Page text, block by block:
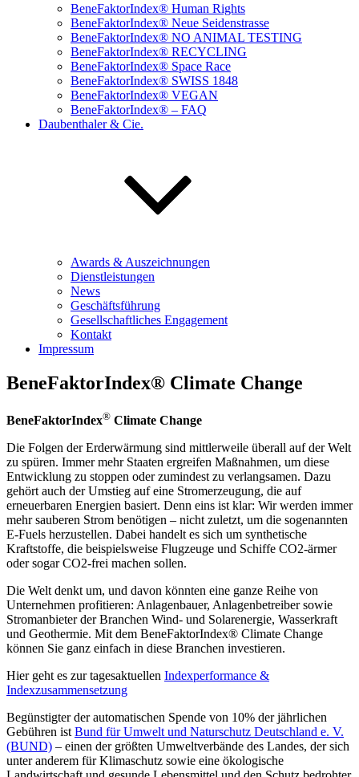
BeneFaktorIndex® Human Rights
BeneFaktorIndex® Neue Seidenstrasse
BeneFaktorIndex® NO ANIMAL TESTING
BeneFaktorIndex® RECYCLING
BeneFaktorIndex® Space Race
BeneFaktorIndex® SWISS 1848
BeneFaktorIndex® VEGAN
BeneFaktorIndex® – FAQ
Daubenthaler & Cie.
Awards & Auszeichnungen
Dienstleistungen
News
Geschäftsführung
Gesellschaftliches Engagement
Kontakt
Impressum
BeneFaktorIndex® Climate Change
BeneFaktorIndex® Climate Change
Die Folgen der Erderwärmung sind mittlerweile überall auf der Welt
zu spüren. Immer mehr Staaten ergreifen Maßnahmen, um diese
Entwicklung zu stoppen oder zumindest zu verlangsamen. Dazu
gehört auch der Umstieg auf eine Stromerzeugung, die auf
erneuerbaren Energien basiert. Denn eins ist klar: Wir werden immer
mehr sauberen Strom benötigen – nicht zuletzt, um die sogenannten
E-Fuels herzustellen. Dabei handelt es sich um synthetische
Kraftstoffe, die beispielsweise Flugzeuge und Schiffe CO2-ärmer
oder sogar CO2-frei machen sollen.
Die Welt denkt um, und davon könnten eine ganze Reihe von
Unternehmen profitieren: Anlagenbauer, Anlagenbetreiber sowie
Stromanbieter der Branchen Wind- und Solarenergie, Wasserkraft
und Geothermie. Mit dem BeneFaktorIndex® Climate Change
können Sie ganz einfach in diese Branchen investieren.
Hier geht es zur tagesaktuellen Indexperformance &
Indexzusammensetzung
Begünstigter der automatischen Spende von 10% der jährlichen
Gebühren ist Bund für Umwelt und Naturschutz Deutschland e. V.
(BUND) – einen der größten Umweltverbände des Landes, der sich
unter anderem für Klimaschutz sowie eine ökologische